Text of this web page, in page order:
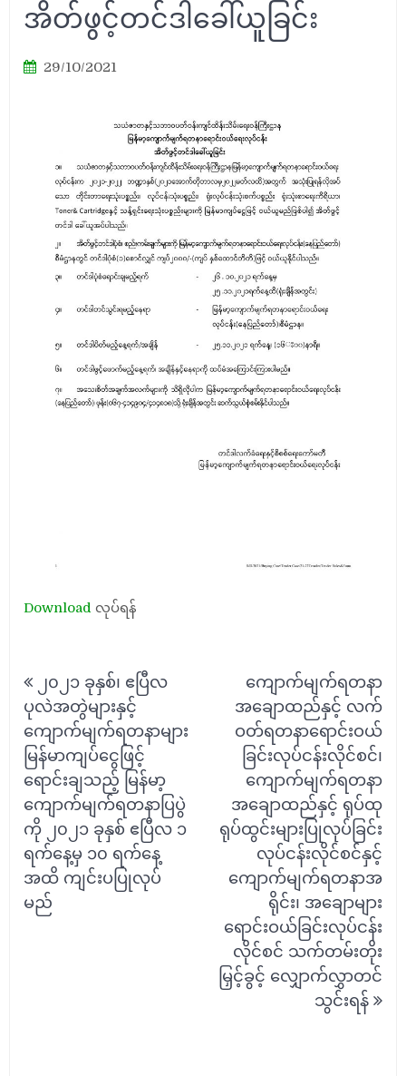
အိတ်ဖွင့်တင်ဒါခေါ်ယူခြင်း
29/10/2021
Download လုပ်ရန်
navigation
၂၀၂၁ ခုနှစ်၊ ဧပြီလ
ပုလဲအတွဲများနှင့်
ကျောက်မျက်ရတနာများ
မြန်မာကျပ်ငွေဖြင့်
ရောင်းချသည့် မြန်မာ့
ကျောက်မျက်ရတနာပြပွဲ
ကို ၂၀၂၁ ခုနှစ် ဧပြီလ ၁
ရက်နေ့မှ ၁၀ ရက်နေ့
အထိ ကျင်းပပြုလုပ်
မည်
ကျောက်မျက်ရတနာ
အချောထည်နှင့် လက်
ဝတ်ရတနာရောင်းဝယ်
ခြင်းလုပ်ငန်းလိုင်စင်၊
ကျောက်မျက်ရတနာ
အချောထည်နှင့် ရုပ်ထု
ရုပ်ထွင်းများပြုလုပ်ခြင်း
လုပ်ငန်းလိုင်စင်နှင့်
ကျောက်မျက်ရတနာအ
ရိုင်း၊ အချောများ
ရောင်းဝယ်ခြင်းလုပ်ငန်း
လိုင်စင် သက်တမ်းတိုး
မြှင့်ခွင့် လျှောက်လွှာတင်
သွင်းရန်